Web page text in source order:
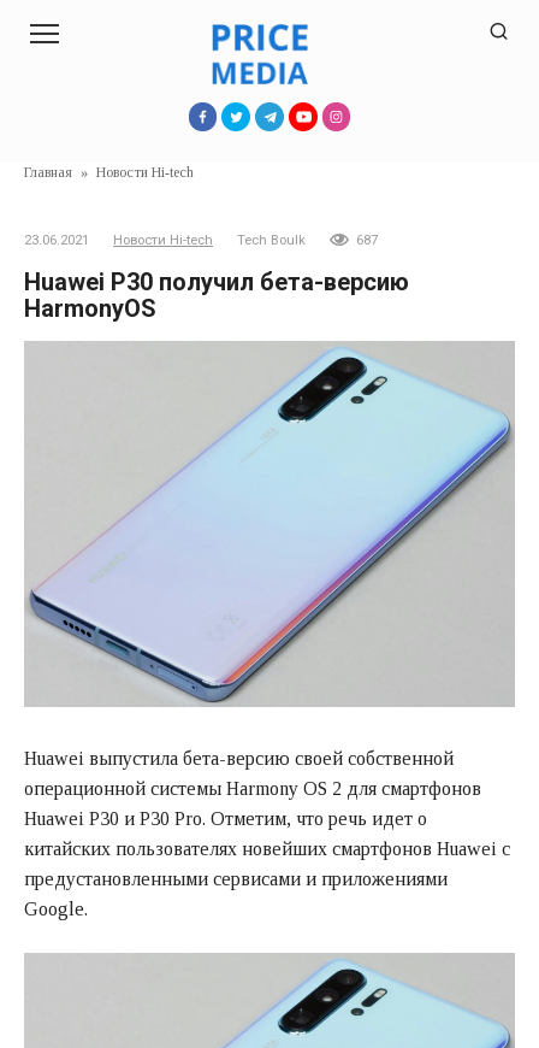
Главная » Новости Hi-tech
23.06.2021 Новости Hi-tech Tech Boulk 687
Huawei P30 получил бета-версию
HarmonyOS
Huawei выпустила бета-версию своей собственной
операционной системы Harmony OS 2 для смартфонов
Huawei P30 и P30 Pro. Отметим, что речь идет о
китайских пользователях новейших смартфонов Huawei с
предустановленными сервисами и приложениями
Google.